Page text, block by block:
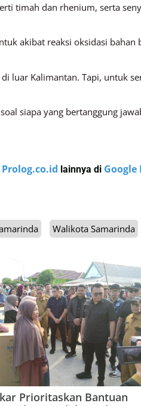
timah dan rhenium, serta
akibat reaksi oksidasi
luar Kalimantan. Tapi, untuk
siapa yang bertanggung
Prolog.co.id lainnya di Google
Walikota Samarinda
Prioritaskan Bantuan